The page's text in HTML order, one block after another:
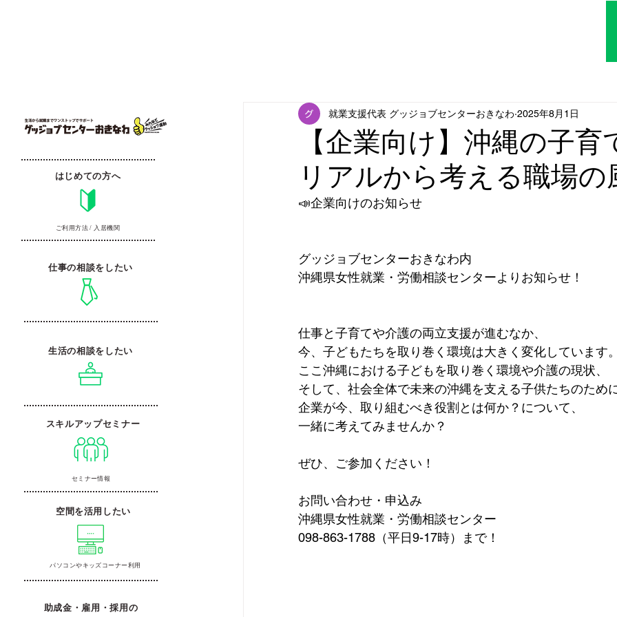
【企業向け】沖縄の子
リアルから考える職場の
就業支援代表 グッジョブセンターおきなわ 2025年8月1日
📣企業向けのお知らせ
グッジョブセンターおきなわ内
沖縄県女性就業・労働相談センターよりお知らせ！
仕事と⼦育てや介護の両⽴⽀援が進むなか、
今、⼦どもたちを取り巻く環境は⼤きく変化しています
ここ沖縄における⼦どもを取り巻く環境や介護の現状、
そして、社会全体で未来の沖縄を⽀える子供たちのため
企業が今、取り組むべき役割とは何か？について、
一緒に考えてみませんか？
ぜひ、ご参加ください！
お問い合わせ・申込み
沖縄県女性就業・労働相談センター
098-863-1788（平日9-17時）まで！
はじめての方へ
ご利用方法 / 入居機関
スキルアップセミナー
空間を活用したい
パソコンやキッズコーナー利用
助成金・雇用・採用の
セミナー情報
生活の相談をしたい
仕事の相談をしたい